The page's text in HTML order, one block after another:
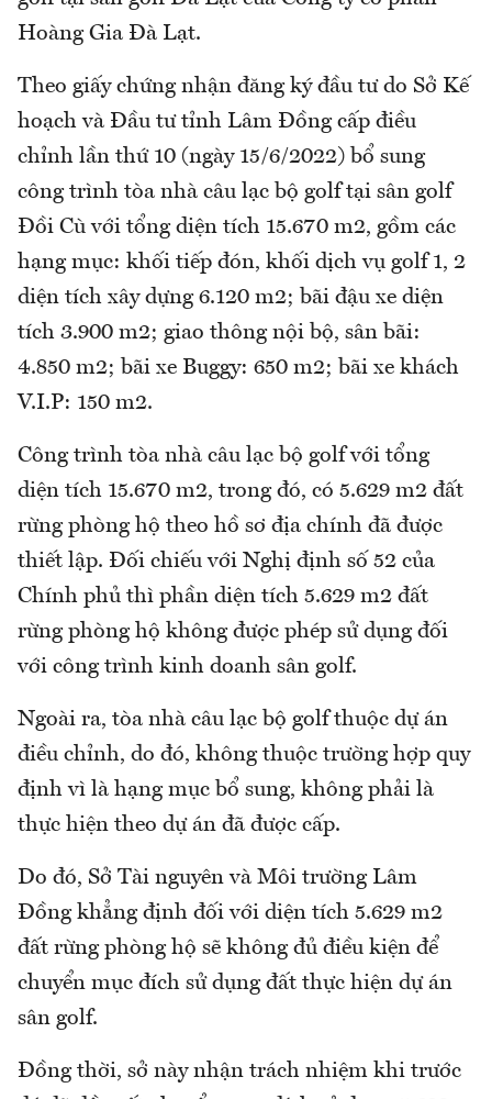
Hoàng Gia Đà Lạt.
Theo giấy chứng nhận đăng ký đầu tư do Sở Kế
hoạch và Đầu tư tỉnh Lâm Đồng cấp điều
chỉnh lần thứ 10 (ngày 15/6/2022) bổ sung
công trình tòa nhà câu lạc bộ golf tại sân golf
Đồi Cù với tổng diện tích 15.670 m2, gồm các
hạng mục: khối tiếp đón, khối dịch vụ golf 1, 2
diện tích xây dựng 6.120 m2; bãi đậu xe diện
tích 3.900 m2; giao thông nội bộ, sân bãi:
4.850 m2; bãi xe Buggy: 650 m2; bãi xe khách
V.I.P: 150 m2.
Công trình tòa nhà câu lạc bộ golf với tổng
diện tích 15.670 m2, trong đó, có 5.629 m2 đất
rừng phòng hộ theo hồ sơ địa chính đã được
thiết lập. Đối chiếu với Nghị định số 52 của
Chính phủ thì phần diện tích 5.629 m2 đất
rừng phòng hộ không được phép sử dụng đối
với công trình kinh doanh sân golf.
Ngoài ra, tòa nhà câu lạc bộ golf thuộc dự án
điều chỉnh, do đó, không thuộc trường hợp quy
định vì là hạng mục bổ sung, không phải là
thực hiện theo dự án đã được cấp.
Do đó, Sở Tài nguyên và Môi trường Lâm
Đồng khẳng định đối với diện tích 5.629 m2
đất rừng phòng hộ sẽ không đủ điều kiện để
chuyển mục đích sử dụng đất thực hiện dự án
sân golf.
Đồng thời, sở này nhận trách nhiệm khi trước